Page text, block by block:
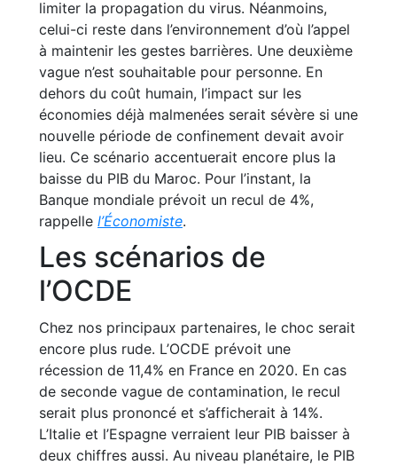
limiter la propagation du virus. Néanmoins,
celui-ci reste dans l’environnement d’où l’appel
à maintenir les gestes barrières. Une deuxième
vague n’est souhaitable pour personne. En
dehors du coût humain, l’impact sur les
économies déjà malmenées serait sévère si une
nouvelle période de confinement devait avoir
lieu. Ce scénario accentuerait encore plus la
baisse du PIB du Maroc. Pour l’instant, la
Banque mondiale prévoit un recul de 4%,
rappelle l’Économiste.
Les scénarios de
l’OCDE
Chez nos principaux partenaires, le choc serait
encore plus rude. L’OCDE prévoit une
récession de 11,4% en France en 2020. En cas
de seconde vague de contamination, le recul
serait plus prononcé et s’afficherait à 14%.
L’Italie et l’Espagne verraient leur PIB baisser à
deux chiffres aussi. Au niveau planétaire, le PIB